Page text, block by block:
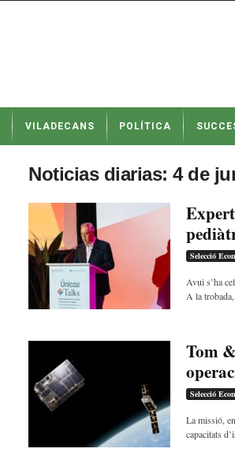
t
VILADECANS POLÍTICA
Noticias diarias: 4 de
Selecció
Avui s’ha
A la
Tom
Selecció
La missió,
capacitats